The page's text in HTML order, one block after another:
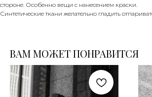
стороне. Особенно вещи с нанесением краски.
Синтетические ткани желательно гладить
ВАМ МОЖЕТ ПОНРАВИТСЯ
ПРОГРАММА ЛОЯЛЬНОСТИ